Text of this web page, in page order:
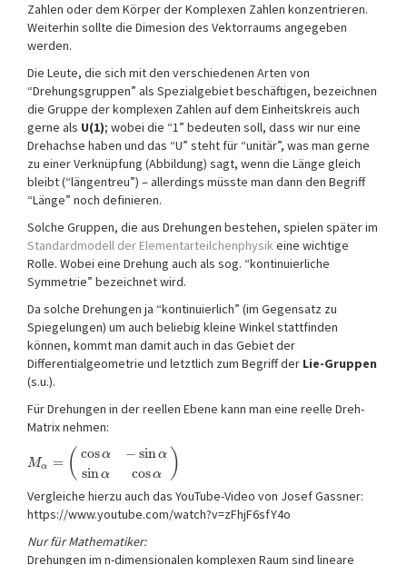
Zahlen oder dem Körper der Komplexen Zahlen konzentrieren.
Weiterhin sollte die Dimesion des Vektorraums angegeben
werden.
Die Leute, die sich mit den verschiedenen Arten von
“Drehungsgruppen” als Spezialgebiet beschäftigen, bezeichnen
die Gruppe der komplexen Zahlen auf dem Einheitskreis auch
gerne als U(1); wobei die “1” bedeuten soll, dass wir nur eine
Drehachse haben und das “U” steht für “unitär”, was man gerne
zu einer Verknüpfung (Abbildung) sagt, wenn die Länge gleich
bleibt (“längentreu”) – allerdings müsste man dann den Begriff
“Länge” noch definieren.
Solche Gruppen, die aus Drehungen bestehen, spielen später im
Standardmodell der Elementarteilchenphysikeine wichtige
Rolle. Wobei eine Drehung auch als sog. “kontinuierliche
Symmetrie” bezeichnet wird.
Da solche Drehungen ja “kontinuierlich” (im Gegensatz zu
Spiegelungen) um auch beliebig kleine Winkel stattfinden
können, kommt man damit auch in das Gebiet der
Differentialgeometrie und letztlich zum Begriff der Lie-Gruppen
(s.u.).
Für Drehungen in der reellen Ebene kann man eine reelle Dreh-
Matrix nehmen:
Mα = ( cosα
sin α
− sin α
cosα )
Vergleiche hierzu auch das YouTube-Video von Josef Gassner:
https://www.youtube.com/watch?v=zFhjF6sfY4o
Nur für Mathematiker:
Drehungen im n-dimensionalen komplexen Raum sind lineare